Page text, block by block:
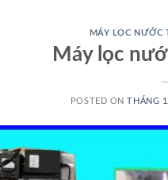
MÁY LỌC NƯỚC
Máy lọc
POSTED ONTHÁNG